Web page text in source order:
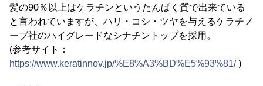
髪の90％以上はケラチンというたんぱく質で出来ている
と言われていますが、ハリ・コシ・ツヤを与えるケラチノ
ーブ社のハイグレードなシナチントップを採用。
(参考サイト：
https://www.keratinnov.jp/%E8%A3%BD%E5%93%81/)